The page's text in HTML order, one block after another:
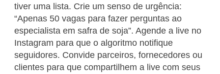
tiver uma lista. Crie um senso de urgência:
“Apenas 50 vagas para fazer perguntas ao
especialista em safra de soja”. Agende a live no
Instagram para que o algoritmo notifique
seguidores. Convide parceiros, fornecedores ou
clientes para que compartilhem a live com seus